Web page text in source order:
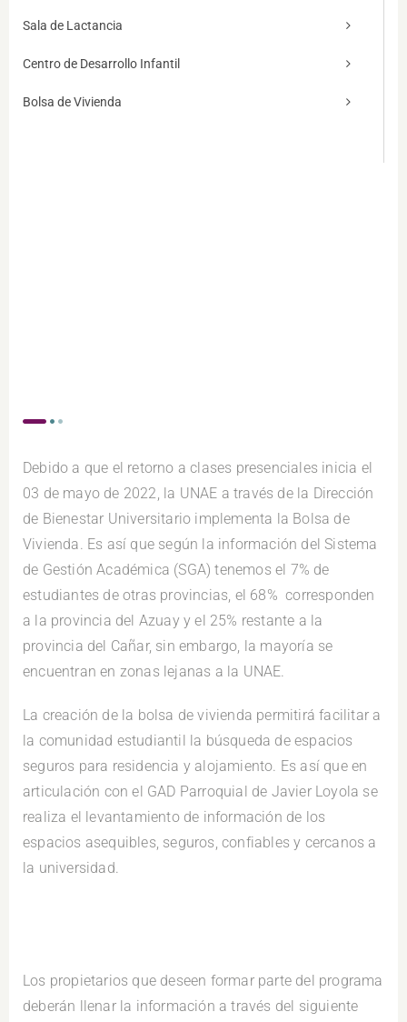
Sala de Lactancia
Centro de Desarrollo Infantil
Bolsa de Vivienda
Debido a que el retorno a clases presenciales inicia el
03 de mayo de 2022, la UNAE a través de la Dirección
de Bienestar Universitario implementa la Bolsa de
Vivienda. Es así que según la información del Sistema
de Gestión Académica (SGA) tenemos el 7% de
estudiantes de otras provincias, el 68% corresponden
a la provincia del Azuay y el 25% restante a la
provincia del Cañar, sin embargo, la mayoría se
encuentran en zonas lejanas a la UNAE.
La creación de la bolsa de vivienda permitirá facilitar a
la comunidad estudiantil la búsqueda de espacios
seguros para residencia y alojamiento. Es así que en
articulación con el GAD Parroquial de Javier Loyola se
realiza el levantamiento de información de los
espacios asequibles, seguros, confiables y cercanos a
la universidad.
Los propietarios que deseen formar parte del programa
deberán llenar la información a través del siguiente